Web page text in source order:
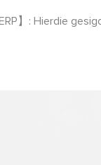
】: Hierdie